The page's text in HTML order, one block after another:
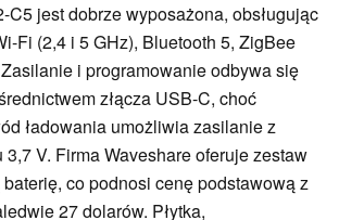
C5 jest dobrze wyposażona, obsługując
Fi (2,4 i 5 GHz), Bluetooth 5, ZigBee
i programowanie odbywa się
złącza USB-C, choć
ładowania umożliwia zasilanie z
V. Firma Waveshare oferuje zestaw
co podnosi cenę podstawową z
27 dolarów. Płytka,